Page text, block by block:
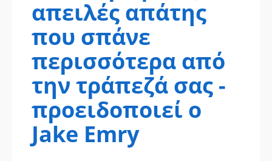
απειλές απάτης
που σπάνε
περισσότερα από
την τράπεζά σας -
προειδοποιεί ο
Jake Emry